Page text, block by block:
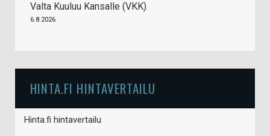
Valta Kuuluu Kansalle (VKK)
6.8.2026
HINTA.FI HINTAVERTAILU
Hinta.fi hintavertailu